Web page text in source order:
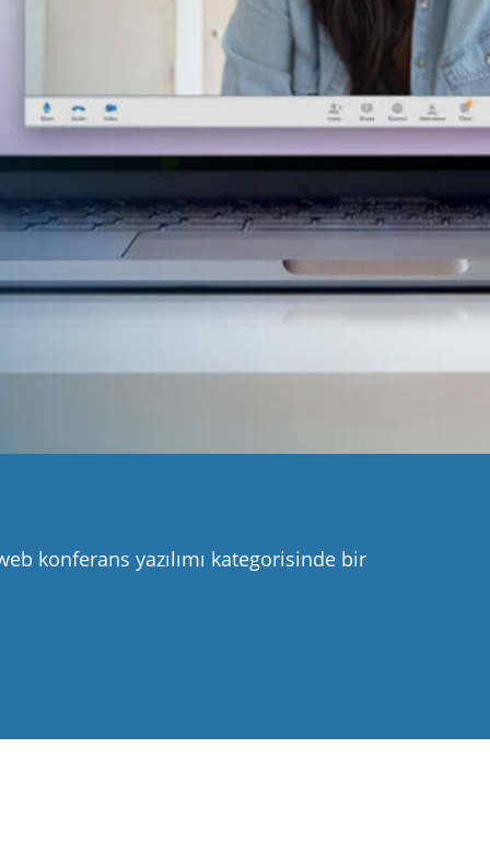
konferans yazılımı kategorisinde bir